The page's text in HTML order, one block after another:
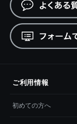
ご利用情報
初めての方へ